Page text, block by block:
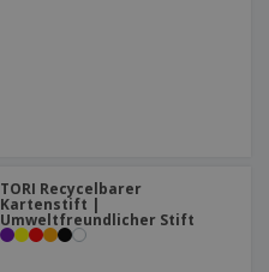
TORI Recycelbarer
Kartenstift |
Umweltfreundlicher Stift